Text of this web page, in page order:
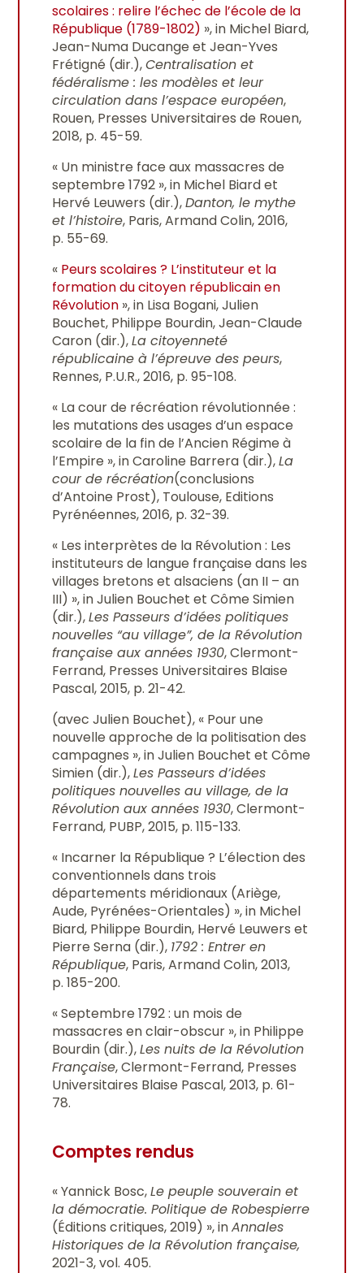
scolaires : relire l’échec de l’école de la
République (1789-1802) », in Michel Biard,
Jean-Numa Ducange et Jean-Yves
Frétigné (dir.),Centralisation et
fédéralisme : les modèles et leur
circulation dans l’espace européen,
Rouen, Presses Universitaires de Rouen,
2018, p. 45-59.
« Un ministre face aux massacres de
septembre 1792 », in Michel Biard et
Hervé Leuwers (dir.),Danton, le mythe
et l’histoire, Paris, Armand Colin, 2016,
p. 55-69.
« Peurs scolaires ? L’instituteur et la
formation du citoyen républicain en
Révolution », in Lisa Bogani, Julien
Bouchet, Philippe Bourdin, Jean-Claude
Caron (dir.),La citoyenneté
républicaine à l’épreuve des peurs,
Rennes, P.U.R., 2016, p. 95-108.
« La cour de récréation révolutionnée :
les mutations des usages d’un espace
scolaire de la fin de l’Ancien Régime à
l’Empire », in Caroline Barrera (dir.),La
cour de récréation(conclusions
d’Antoine Prost), Toulouse, Editions
Pyrénéennes, 2016, p. 32-39.
« Les interprètes de la Révolution : Les
instituteurs de langue française dans les
villages bretons et alsaciens (an II – an
III) », in Julien Bouchet et Côme Simien
(dir.),Les Passeurs d’idées politiques
nouvelles “au village”, de la Révolution
française aux années 1930, Clermont-
Ferrand, Presses Universitaires Blaise
Pascal, 2015, p. 21-42.
(avec Julien Bouchet), « Pour une
nouvelle approche de la politisation des
campagnes », in Julien Bouchet et Côme
Simien (dir.),Les Passeurs d’idées
politiques nouvelles au village, de la
Révolution aux années 1930, Clermont-
Ferrand, PUBP, 2015, p. 115-133.
« Incarner la République ? L’élection des
conventionnels dans trois
départements méridionaux (Ariège,
Aude, Pyrénées-Orientales) », in Michel
Biard, Philippe Bourdin, Hervé Leuwers et
Pierre Serna (dir.), 1792 : Entrer en
République, Paris, Armand Colin, 2013,
p. 185-200.
« Septembre 1792 : un mois de
massacres en clair-obscur », in Philippe
Bourdin (dir.),Les nuits de la Révolution
Française, Clermont-Ferrand, Presses
Universitaires Blaise Pascal, 2013, p. 61-
78.
Comptes rendus
« Yannick Bosc,Le peuple souverain et
la démocratie. Politique de Robespierre
(Éditions critiques, 2019) », inAnnales
Historiques de la Révolution française,
2021-3, vol. 405.